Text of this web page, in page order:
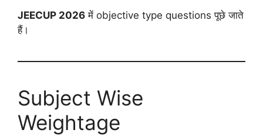
JEECUP 2026 में objective type questions पूछे जाते
हैं।
Subject Wise
Weightage